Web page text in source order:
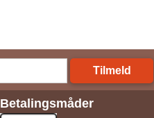
Tilmeld
Betalingsmåder